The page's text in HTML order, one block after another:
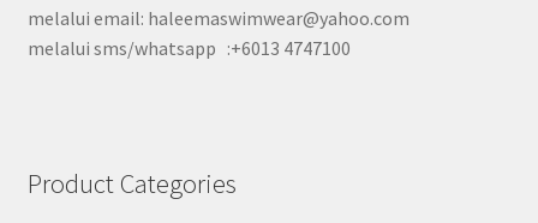
melalui email: haleemaswimwear@yahoo.com
melalui sms/whatsapp :+6013 4747100
Product Categories